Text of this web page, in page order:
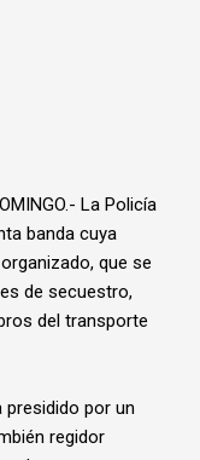
La Policía
banda cuya
que se
de secuestro,
del transporte
presidido por un
regidor